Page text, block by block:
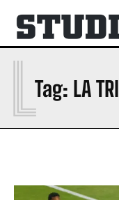
Tag: LA TRI
L